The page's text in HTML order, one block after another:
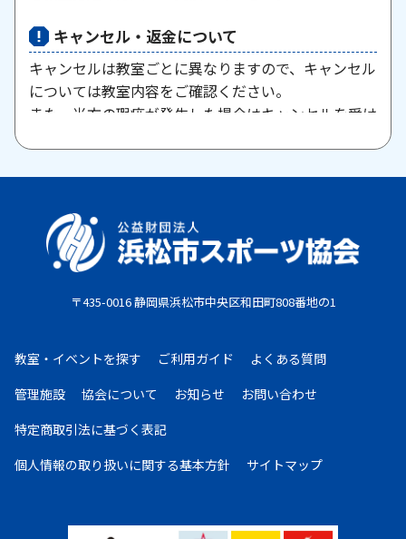
キャンセル・返金について
キャンセルは教室ごとに異なりますので、キャンセル
については教室内容をご確認ください。
また、当方の瑕疵が発生した場合はキャンセルを受け
原則として、一旦納入された参加料・受講料は返金い
としていたしません。教室期間中にケガ・病気等によ
り、医師から運動制限が出された場合は、担当者まで
ご相談ください。
・コンビニ払い：お申し込み後、7日以内にお申し込
み時に選択したコンビニエンスストア店頭にてお支払
いください。
金となります。
・現金払い：教室指定の場所(施設窓口、教室受付等)
お申し込みについて
〒435-0016 静岡県浜松市中央区和田町808番地の1
教室・イベントを探す ご利用ガイド
よくある質問
管理施設
協会について お知らせ
お問い合わせ
特定商取引法に基づく表記
個人情報の取り扱いに関する基本方針 サイトマップ